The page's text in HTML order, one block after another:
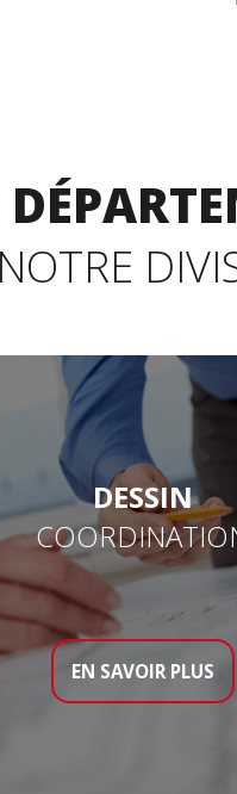
DESSIN
EN SAVOIR PLUS